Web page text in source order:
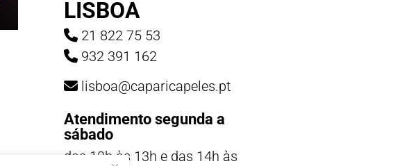
LISBOA
21 822 75 53
932 391 162
lisboa@caparicapeles.pt
Atendimento segunda a
sábado
das 10h às 13h e das 14h às